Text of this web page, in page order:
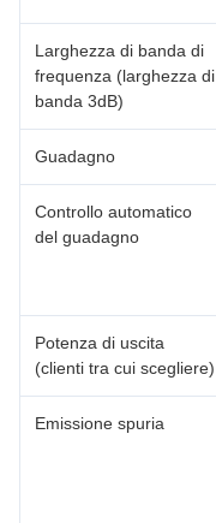
Larghezza di banda di
frequenza (larghezza di
banda 3dB)
Guadagno
Controllo automatico
del guadagno
Potenza di uscita
(clienti tra cui scegliere)
Emissione spuria